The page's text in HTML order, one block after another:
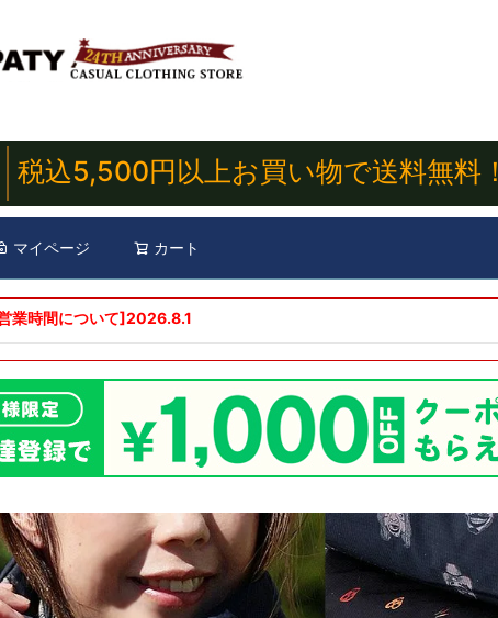
税込5,500円以上お買い物で送料無料！
マイページ カート
業時間について]2026.8.1